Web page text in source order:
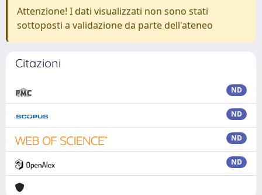
Attenzione! I dati visualizzati non sono stati
sottoposti a validazione da parte dell'ateneo
Citazioni
ND
ND
ND
ND